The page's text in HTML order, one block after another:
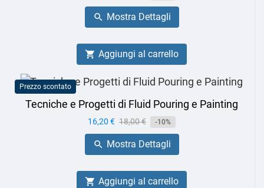
base
 Mostra Dettagli
 Aggiungi al carrello
Prezzo scontato
Tecniche e Progetti di Fluid Pouring e Painting
Prezzo
16,20 € Prezzo
base
18,00 € -10%
 Mostra Dettagli
 Aggiungi al carrello